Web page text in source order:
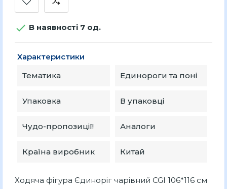
 В наявності 7 од.
Характеристики
Тематика
Единороги та поні
Упаковка В упаковці
Чудо-пропозиції! Аналоги
Країна виробник Китай
Ходяча фігура Єдиноріг чарівний CGI 106*116 см